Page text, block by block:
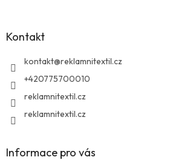
Kontakt
kontakt@reklamnitextil.cz
+420775700010
reklamnitextil.cz
reklamnitextil.cz
Informace pro vás